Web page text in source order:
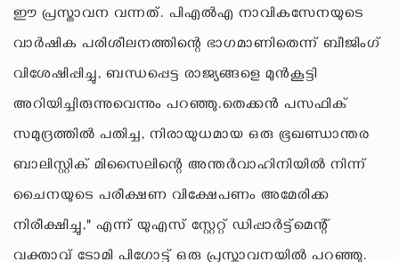
ഈ പ്രസ്താവന വന്നത്. പി‌എൽ‌എ നാവികസേനയുടെ
വാർഷിക പരിശീലനത്തിന്റെ ഭാഗമാണിതെന്ന് ബീജിംഗ്
വിശേഷിപ്പിച്ചു, ബന്ധപ്പെട്ട രാജ്യങ്ങളെ മുൻകൂട്ടി
അറിയിച്ചിരുന്നുവെന്നും പറഞ്ഞു.തെക്കൻ പസഫിക്
സമുദ്രത്തിൽ പതിച്ച, നിരായുധമായ ഒരു ഭൂഖണ്ഡാന്തര
ബാലിസ്റ്റിക് മിസൈലിന്റെ അന്തർവാഹിനിയിൽ നിന്ന്
ചൈനയുടെ പരീക്ഷണ വിക്ഷേപണം അമേരിക്ക
നിരീക്ഷിച്ചു," എന്ന് യുഎസ് സ്റ്റേറ്റ് ഡിപ്പാർട്ട്മെന്റ്
വക്താവ് ടോമി പിഗോട്ട് ഒരു പ്രസ്താവനയിൽ പറഞ്ഞു.